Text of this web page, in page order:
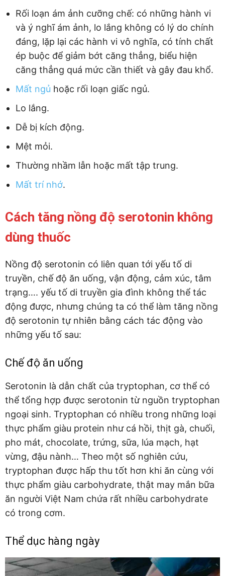
Rối loạn ám ảnh cưỡng chế: có những hành vi
và ý nghĩ ám ảnh, lo lắng không có lý do chính
đáng, lặp lại các hành vi vô nghĩa, có tính chất
ép buộc để giảm bớt căng thẳng, biểu hiện
căng thẳng quá mức cần thiết và gây đau khổ.
Mất ngủ hoặc rối loạn giấc ngủ.
Lo lắng.
Dễ bị kích động.
Mệt mỏi.
Thường nhầm lẫn hoặc mất tập trung.
Mất trí nhớ.
Cách tăng nồng độ serotonin không
dùng thuốc
Nồng độ serotonin có liên quan tới yếu tố di
truyền, chế độ ăn uống, vận động, cảm xúc, tâm
trạng…. yếu tố di truyền gia đình không thể tác
động được, nhưng chúng ta có thể làm tăng nồng
độ serotonin tự nhiên bằng cách tác động vào
những yếu tố sau:
Chế độ ăn uống
Serotonin là dẫn chất của tryptophan, cơ thể có
thể tổng hợp được serotonin từ nguồn tryptophan
ngoại sinh. Tryptophan có nhiều trong những loại
thực phẩm giàu protein như cá hồi, thịt gà, chuối,
pho mát, chocolate, trứng, sữa, lúa mạch, hạt
vừng, đậu nành… Theo một số nghiên cứu,
tryptophan được hấp thu tốt hơn khi ăn cùng với
thực phẩm giàu carbohydrate, thật may mắn bữa
ăn người Việt Nam chứa rất nhiều carbohydrate
có trong cơm.
Thể dục hàng ngày